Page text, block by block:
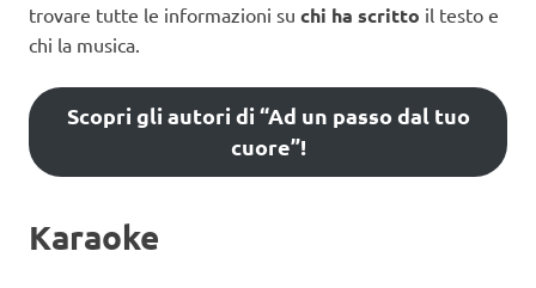
trovare tutte le informazioni su chi ha scritto il testo e
chi la musica.
Scopri gli autori di “Ad un passo dal tuo
cuore”!
Karaoke